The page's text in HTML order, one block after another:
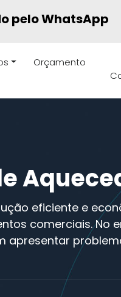
pelo WhatsApp
Orçamento
eficiente e
comerciais. No
apresentar